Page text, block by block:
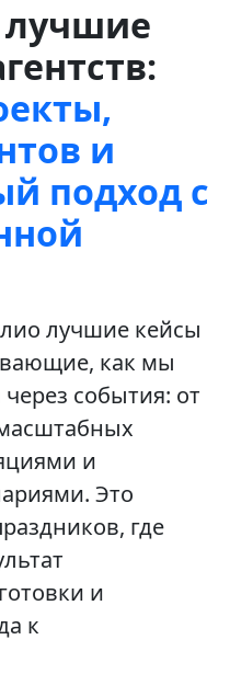
и
подход с
лучшие кейсы
как мы
события: от
и
Это
, где
и
к